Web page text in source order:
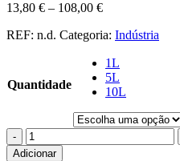
13,80 € – 108,00 €
REF: n.d. Categoria: Indústria
Quantidade
1L
5L
10L
-
Adicionar